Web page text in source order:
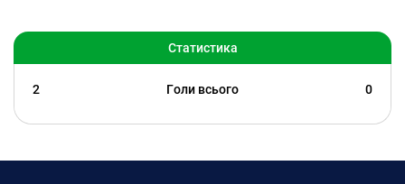
Статистика
2 Голи всього 0